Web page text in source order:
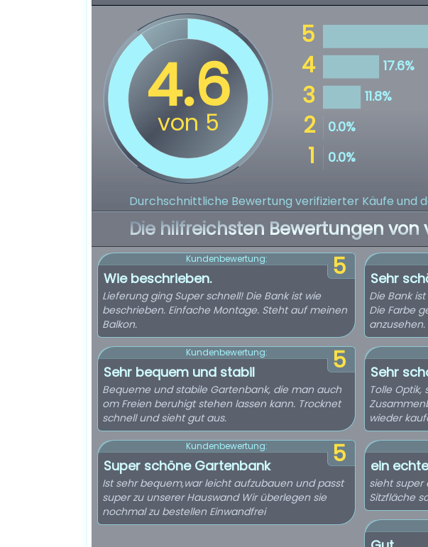
Durchschnittliche Bewertung verifizierter Käufe und
Die hilfreichsten Bewertungen von
5
Kundenbewertung:
Wie beschrieben.
Lieferung ging Super schnell! Die Bank ist wie
beschrieben. Einfache Montage. Steht auf meinen
Balkon.
5
Kundenbewertung:
Sehr bequem und stabil
Bequeme und stabile Gartenbank, die man auch
om Freien beruhigt stehen lassen kann. Trocknet
schnell und sieht gut aus.
5
Kundenbewertung:
Super schöne Gartenbank
Ist sehr bequem,war leicht aufzubauen und passt
super zu unserer Hauswand Wir überlegen sie
nochmal zu bestellen Einwandfrei
Sehr
Die Bank
Die Farbe
anzusehen.
Sehr
Tolle
wieder
ein
sieht super
Sitzfläche